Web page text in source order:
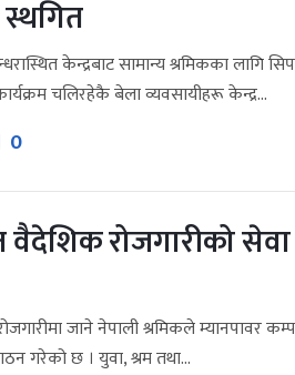
स्थगित
केन्द्रबाट सामान्य श्रमिकका लागि
चलिरहेकै बेला व्यवसायीहरू केन्द्र...
0
वैदेशिक रोजगारीको
जाने नेपाली श्रमिकले म्यानपावर
गरेको छ । युवा, श्रम तथा...